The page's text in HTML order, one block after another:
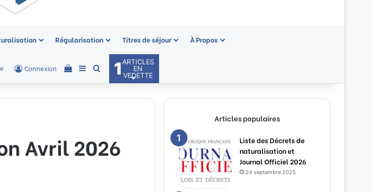
Régularisation Titres de séjour À Propos
Connexion Voir votre panier
Sidebar (barre latérale)
Rechercher
1 ARTICLES
EN
VEDETTE
Avril 2026
Articles populaires
Liste des Décrets de
naturalisation et
Journal Officiel 2026
24 septembre 2025